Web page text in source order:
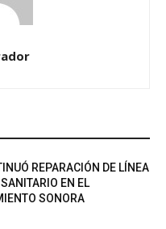
REPARACIÓN DE LÍNEA
EN EL
SONORA